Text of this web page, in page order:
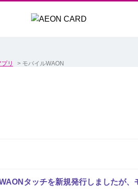
リ > モバイルWAON
タッチを新規発行しましたが、